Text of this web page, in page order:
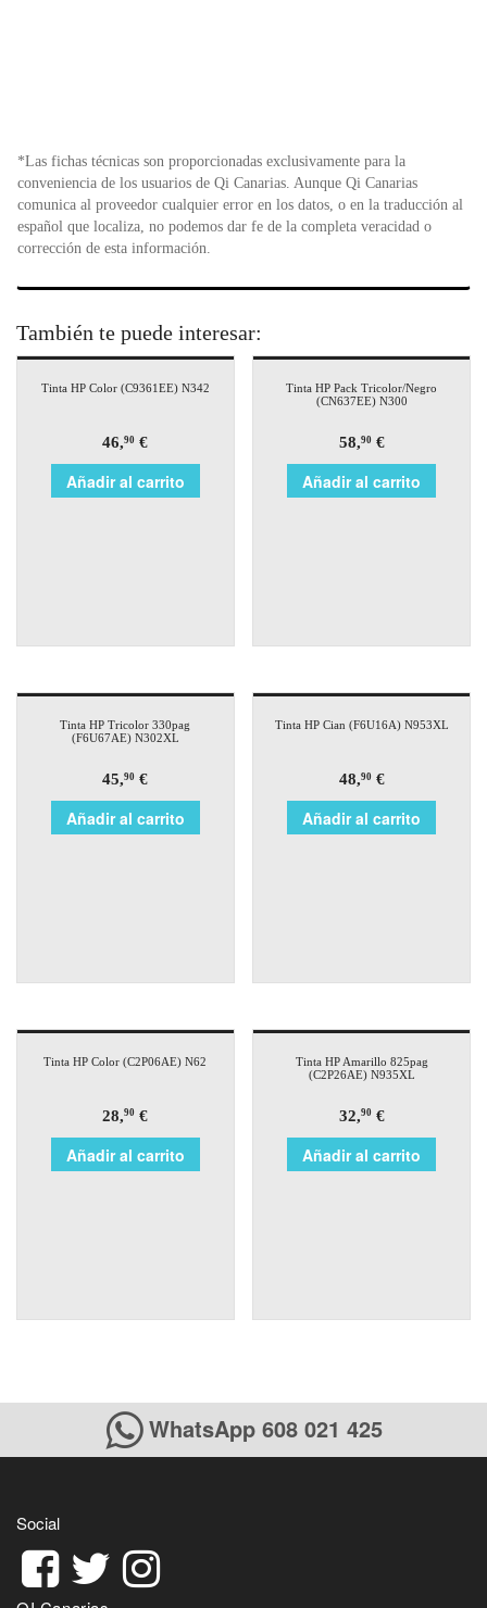
*Las fichas técnicas son proporcionadas exclusivamente para la
conveniencia de los usuarios de Qi Canarias. Aunque Qi Canarias
comunica al proveedor cualquier error en los datos, o en la traducción al
español que localiza, no podemos dar fe de la completa veracidad o
corrección de esta información.
También te puede interesar:
Tinta HP Color (C9361EE) N342
46,90 €
Añadir al carrito
Tinta HP Pack Tricolor/Negro
(CN637EE) N300
58,90€
Añadir al carrito
Tinta HP Tricolor 330pag
(F6U67AE) N302XL
45,90 €
Añadir al carrito
Tinta HP Cian (F6U16A) N953XL
48,90€
Añadir al carrito
Tinta HP Color (C2P06AE) N62
28,90 €
Añadir al carrito
Tinta HP Amarillo 825pag
(C2P26AE) N935XL
32,90€
Añadir al carrito
WhatsApp 608 021 425
Social